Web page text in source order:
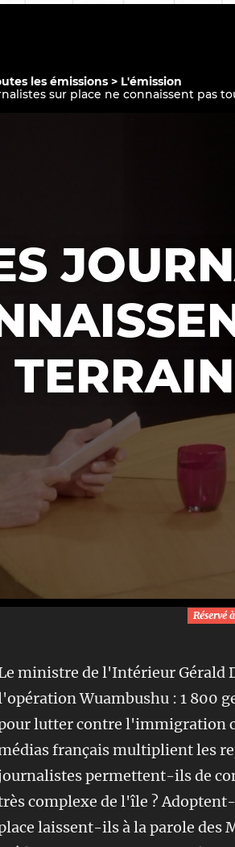
les émissions
L'émission
sur place ne connaissent pas
Réservé
ministre de l'Intérieur Gérald
Wuambushu : 1 800
lutter contre l'immigration
français multiplient les
permettent-ils de
complexe de l'île ?
laissent-ils à la parole des